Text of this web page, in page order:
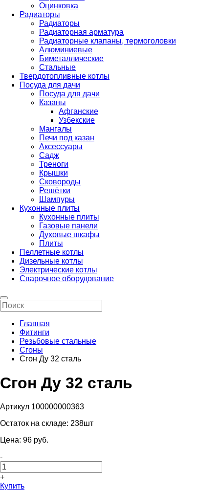
Оцинковка
Радиаторы
Радиаторы
Радиаторная арматура
Радиаторные клапаны, термоголовки
Алюминиевые
Биметаллические
Стальные
Твердотопливные котлы
Посуда для дачи
Посуда для дачи
Казаны
Афганские
Узбекские
Мангалы
Печи под казан
Аксессуары
Садж
Треноги
Крышки
Сковороды
Решётки
Шампуры
Кухонные плиты
Кухонные плиты
Газовые панели
Духовые шкафы
Плиты
Пеллетные котлы
Дизельные котлы
Электрические котлы
Сварочное оборудование
Главная
Фитинги
Резьбовые стальные
Сгоны
Сгон Ду 32 сталь
Сгон Ду 32 сталь
Артикул 100000000363
Остаток на складе: 238шт
Цена: 96 pуб.
-
+
Купить